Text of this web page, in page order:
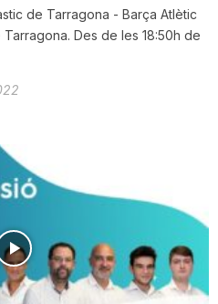
de Tarragona - Barça Atlètic
Des de les 18:50h de